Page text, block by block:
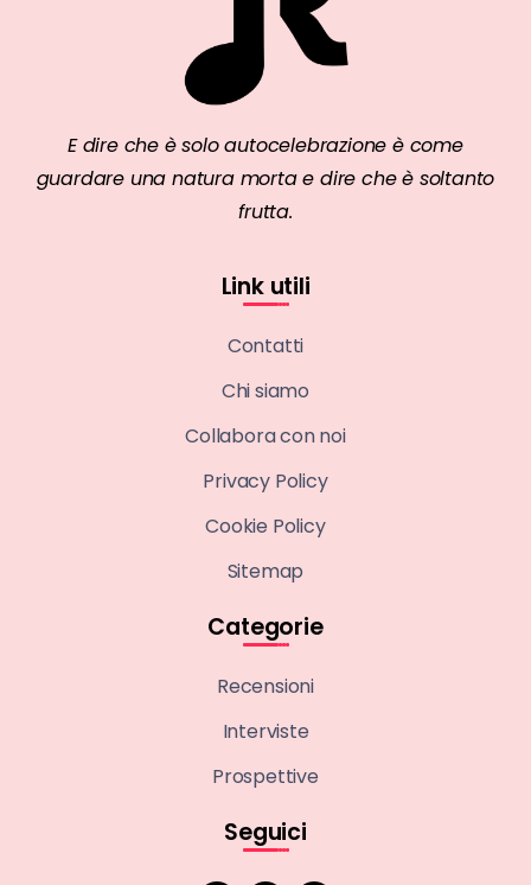
E dire che è solo autocelebrazione è come
guardare una natura morta e dire che è soltanto
frutta.
Link utili
Contatti
Chi siamo
Collabora con noi
Privacy Policy
Cookie Policy
Sitemap
Categorie
Recensioni
Interviste
Prospettive
Seguici